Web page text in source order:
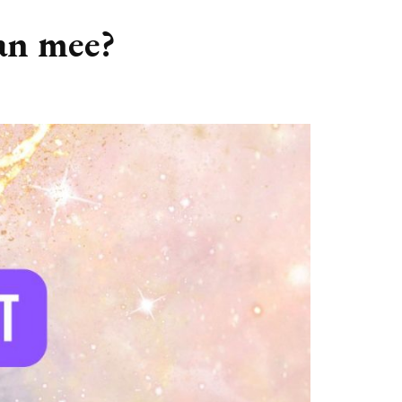
(BULLET) JOURNALLING
DUURZAAMHEID
WILDPLUKKEN
INTERVIEWS
mee?